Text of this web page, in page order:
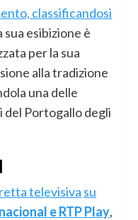
classificandosi
sua esibizione è
per la sua
alla tradizione
una delle
del Portogallo degli
televisiva su
e RTP Play,